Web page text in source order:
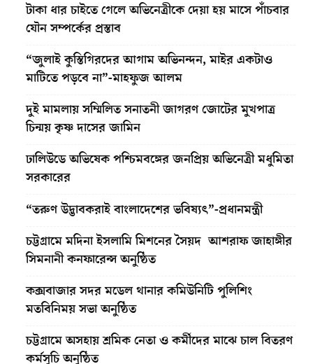
টাকা ধার চাইতে গেলে অভিনেত্রীকে দেয়া হয় মাসে পাঁচবার
যৌন সম্পর্কের প্রস্তাব
“জুলাই কুস্তিগিরদের আগাম অভিনন্দন, মাইর একটাও
মাটিতে পড়বে না”-মাহফুজ আলম
দুই মামলায় সম্মিলিত সনাতনী জাগরণ জোটের মুখপাত্র
চিন্ময় কৃষ্ণ দাসের জামিন
ঢালিউডে অভিষেক পশ্চিমবঙ্গের জনপ্রিয় অভিনেত্রী মধুমিতা
সরকারের
“তরুণ উদ্ভাবকরাই বাংলাদেশের ভবিষ্যৎ”-প্রধানমন্ত্রী
চট্টগ্রামে মদিনা ইসলামি মিশনের সৈয়দ আশরাফ জাহাঙ্গীর
সিমনানী কনফারেন্স অনুষ্ঠিত
কক্সবাজার সদর মডেল থানার কমিউনিটি পুলিশিং
মতবিনিময় সভা অনুষ্ঠিত
চট্টগ্রামে অসহায় শ্রমিক নেতা ও কর্মীদের মাঝে চাল বিতরণ
কর্মসূচি অনুষ্ঠিত